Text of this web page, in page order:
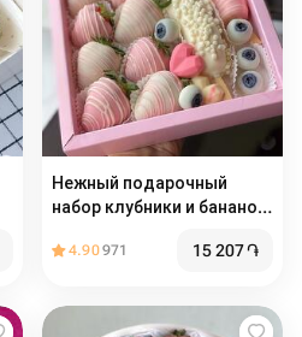
Нежный подарочный
набор клубники и бананов
4.90971 15 207֏